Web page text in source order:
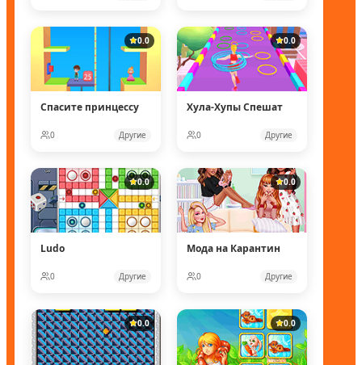
0.0
Спасите принцессу
0 Другие
0.0
Хула-Хупы Спешат
0 Другие
0.0
Ludo
0 Другие
0.0
Мода на Карантин
0 Другие
0.0 0.0